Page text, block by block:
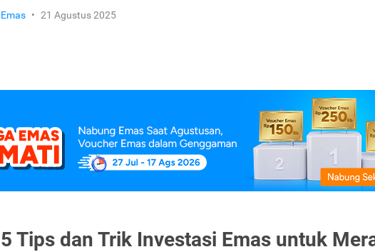
Emas • 21 Agustus 2025
5 Tips dan Trik Investasi Emas untuk